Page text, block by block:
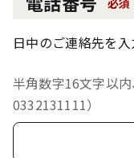
必須
日中のご連絡先を入
半角数字16文字以
0332131111）